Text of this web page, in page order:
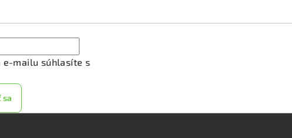
v
k
y
ý
p
e-mailu súhlasíte s
sa